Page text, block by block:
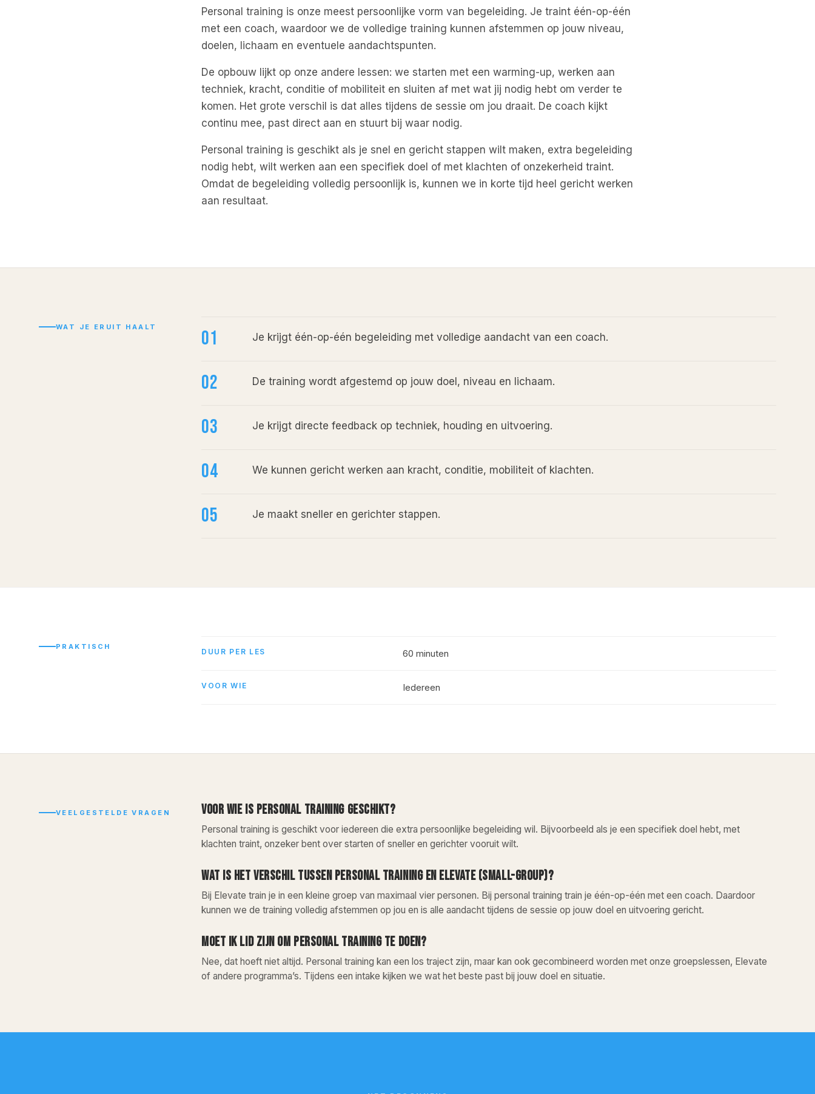
Personal training is onze meest persoonlijke vorm van begeleiding. Je traint één-op-één
met een coach, waardoor we de volledige training kunnen afstemmen op jouw niveau,
doelen, lichaam en eventuele aandachtspunten.
De opbouw lijkt op onze andere lessen: we starten met een warming-up, werken aan
techniek, kracht, conditie of mobiliteit en sluiten af met wat jij nodig hebt om verder te
komen. Het grote verschil is dat alles tijdens de sessie om jou draait. De coach kijkt
continu mee, past direct aan en stuurt bij waar nodig.
Personal training is geschikt als je snel en gericht stappen wilt maken, extra begeleiding
nodig hebt, wilt werken aan een specifiek doel of met klachten of onzekerheid traint.
Omdat de begeleiding volledig persoonlijk is, kunnen we in korte tijd heel gericht werken
aan resultaat.
WAT JE ERUIT HAALT 01 Je krijgt één-op-één begeleiding met volledige aandacht van een coach.
02 De training wordt afgestemd op jouw doel, niveau en lichaam.
03 Je krijgt directe feedback op techniek, houding en uitvoering.
04 We kunnen gericht werken aan kracht, conditie, mobiliteit of klachten.
05 Je maakt sneller en gerichter stappen.
PRAKTISCH
DUUR PER LES 60 minuten
VOOR WIE Iedereen
VEELGESTELDE VRAGEN VOOR WIE IS PERSONAL TRAINING GESCHIKT?
Personal training is geschikt voor iedereen die extra persoonlijke begeleiding wil. Bijvoorbeeld als je een specifiek doel hebt, met
klachten traint, onzeker bent over starten of sneller en gerichter vooruit wilt.
WAT IS HET VERSCHIL TUSSEN PERSONAL TRAINING EN ELEVATE (SMALL-GROUP)?
Bij Elevate train je in een kleine groep van maximaal vier personen. Bij personal training train je één-op-één met een coach. Daardoor
kunnen we de training volledig afstemmen op jou en is alle aandacht tijdens de sessie op jouw doel en uitvoering gericht.
MOET IK LID ZIJN OM PERSONAL TRAINING TE DOEN?
Nee, dat hoeft niet altijd. Personal training kan een los traject zijn, maar kan ook gecombineerd worden met onze groepslessen, Elevate
of andere programma’s. Tijdens een intake kijken we wat het beste past bij jouw doel en situatie.